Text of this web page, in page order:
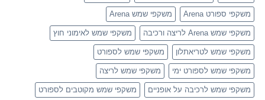
משקפי ספורט Arena משקפי שמש Arena
משקפי שמש Arena לריצה ורכיבה משקפי שמש לאימוני חוץ
משקפי שמש לטריאתלון משקפי שמש לספורט
משקפי שמש לספורט ימי משקפי שמש לריצה
משקפי שמש לרכיבה על אופניים משקפי שמש מקוטבים לספורט